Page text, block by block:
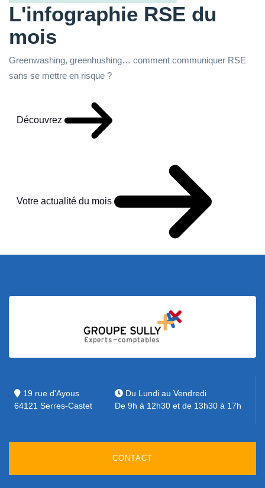
L'infographie RSE du
mois
Greenwashing, greenhushing… comment communiquer RSE
sans se mettre en risque ?
Découvrez
Votre actualité du mois
19 rue d'Ayous
64121 Serres-Castet
Du Lundi au Vendredi
De 9h à 12h30 et de 13h30 à 17h
CONTACT